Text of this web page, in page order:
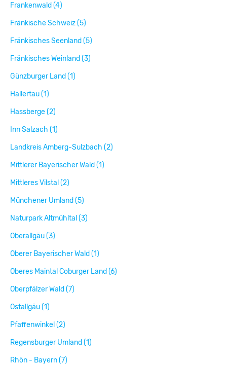
Frankenwald (4)
Fränkische Schweiz (5)
Fränkisches Seenland (5)
Fränkisches Weinland (3)
Günzburger Land (1)
Hallertau (1)
Hassberge (2)
Inn Salzach (1)
Landkreis Amberg-Sulzbach (2)
Mittlerer Bayerischer Wald (1)
Mittleres Vilstal (2)
Münchener Umland (5)
Naturpark Altmühltal (3)
Oberallgäu (3)
Oberer Bayerischer Wald (1)
Oberes Maintal Coburger Land (6)
Oberpfälzer Wald (7)
Ostallgäu (1)
Pfaffenwinkel (2)
Regensburger Umland (1)
Rhön - Bayern (7)